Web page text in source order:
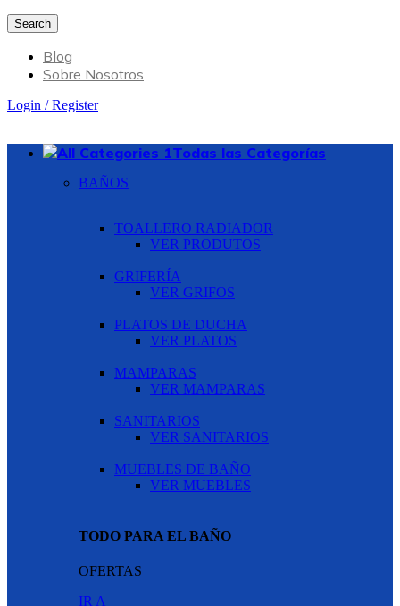
Search
Blog
Sobre Nosotros
Login / Register
Todas las Categorías
BAÑOS
TOALLERO RADIADOR
VER PRODUTOS
GRIFERÍA
VER GRIFOS
PLATOS DE DUCHA
VER PLATOS
MAMPARAS
VER MAMPARAS
SANITARIOS
VER SANITARIOS
MUEBLES DE BAÑO
VER MUEBLES
TODO PARA EL BAÑO
OFERTAS
IR A